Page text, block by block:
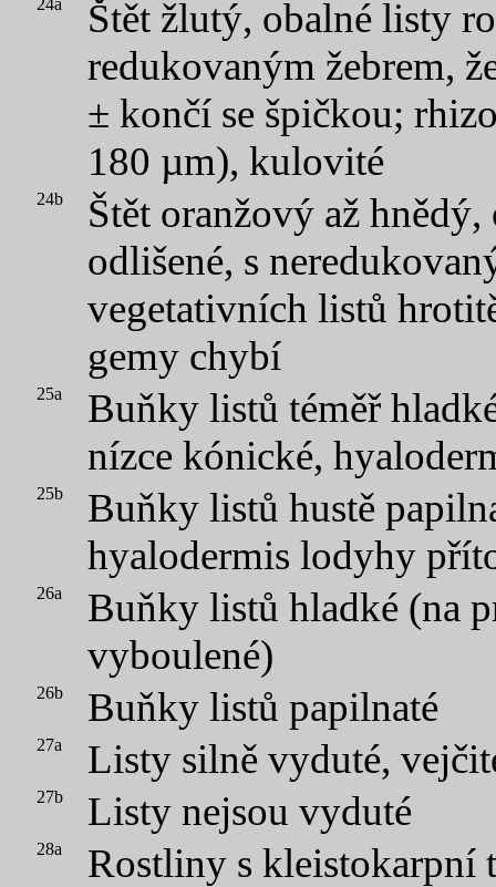
24a
Štět žlutý, obalné listy
redukovaným žebrem,
± končí se špičkou;
180 µm), kulovité
24b
Štět oranžový až
odlišené, s
vegetativních listů
gemy chybí
25a
Buňky listů téměř
nízce kónické,
25b
Buňky listů hustě
hyalodermis lodyhy
26a
Buňky listů hladké (na
vyboulené)
26b Buňky listů papilnaté
27a Listy silně vyduté,
27b Listy nejsou vyduté
28a
Rostliny s kleistokarpní